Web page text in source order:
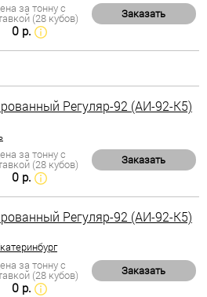
за тонну с
(28 кубов)
0 р.
Заказать
Регуляр-92 (АИ-92-К5)
за тонну с
(28 кубов)
0 р.
Заказать
Регуляр-92 (АИ-92-К5)
за тонну с
(28 кубов)
0 р.
Заказать